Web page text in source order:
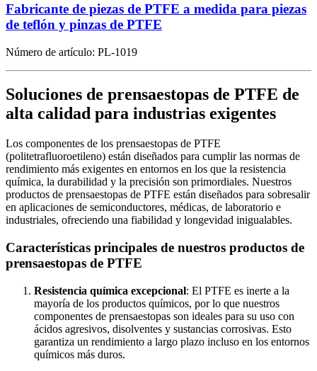
Fabricante de piezas de PTFE a medida para piezas
de teflón y pinzas de PTFE
Número de artículo: PL-1019
Soluciones de prensaestopas de PTFE de
alta calidad para industrias exigentes
Los componentes de los prensaestopas de PTFE
(politetrafluoroetileno) están diseñados para cumplir las normas de
rendimiento más exigentes en entornos en los que la resistencia
química, la durabilidad y la precisión son primordiales. Nuestros
productos de prensaestopas de PTFE están diseñados para sobresalir
en aplicaciones de semiconductores, médicas, de laboratorio e
industriales, ofreciendo una fiabilidad y longevidad inigualables.
Características principales de nuestros productos de
prensaestopas de PTFE
Resistencia química excepcional: El PTFE es inerte a la
mayoría de los productos químicos, por lo que nuestros
componentes de prensaestopas son ideales para su uso con
ácidos agresivos, disolventes y sustancias corrosivas. Esto
garantiza un rendimiento a largo plazo incluso en los entornos
químicos más duros.